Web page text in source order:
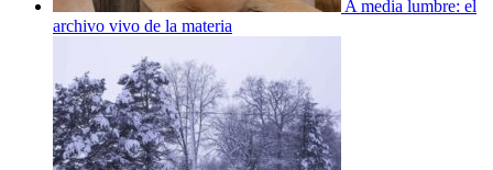
A media lumbre: el
archivo vivo de la materia